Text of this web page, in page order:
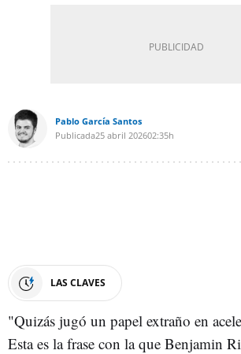
Pablo García Santos
Publicada25 abril 202602:35h
LAS CLAVES
"Quizás jugó un papel extraño en
Esta es la frase con la que Benjamin